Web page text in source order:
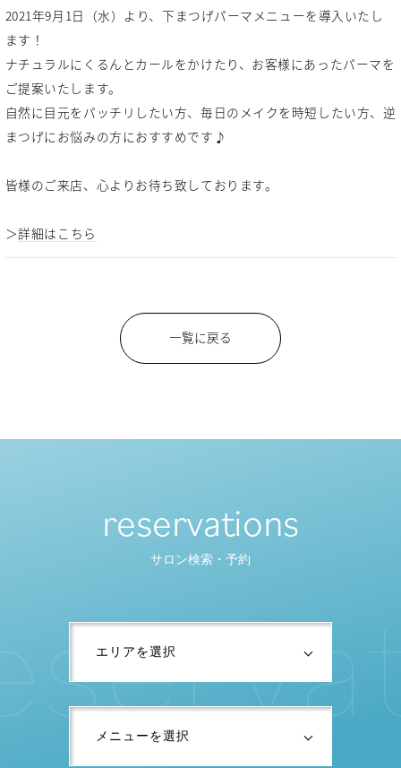
2021年9月1日（水）より、下まつげパーマメニューを導入いたし
ます！
ナチュラルにくるんとカールをかけたり、お客様にあったパーマを
ご提案いたします。
自然に目元をパッチリしたい方、毎日のメイクを時短したい方、逆
まつげにお悩みの方におすすめです♪
皆様のご来店、心よりお待ち致しております。
＞詳細はこちら
一覧に戻る
reservations
サロン検索・予約
serva